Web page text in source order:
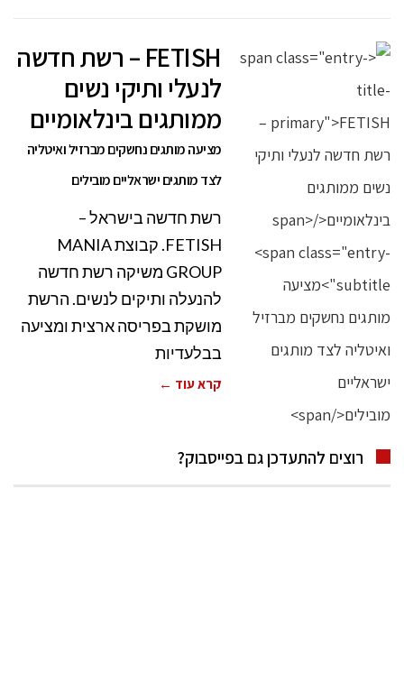
FETISH – רשת חדשה
לנעלי ותיקי נשים
ממותגים בינלאומיים
מציעה מותגים נחשקים מברזיל ואיטליה
לצד מותגים ישראליים מובילים
רשת חדשה בישראל –
FETISH. קבוצת MANIA
GROUP משיקה רשת חדשה
להנעלה ותיקים לנשים. הרשת
מושקת בפריסה ארצית ומציעה
בבלעדיות
קרא עוד ←
רוצים להתעדכן גם בפייסבוק?